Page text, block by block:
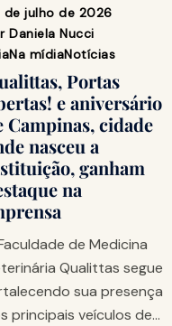
de julho de 2026
Daniela Nucci
Na mídiaNotícias
Portas
e aniversário
Campinas, cidade
nasceu a
ganham
na
de Medicina
Qualittas segue
sua presença
principais veículos de…